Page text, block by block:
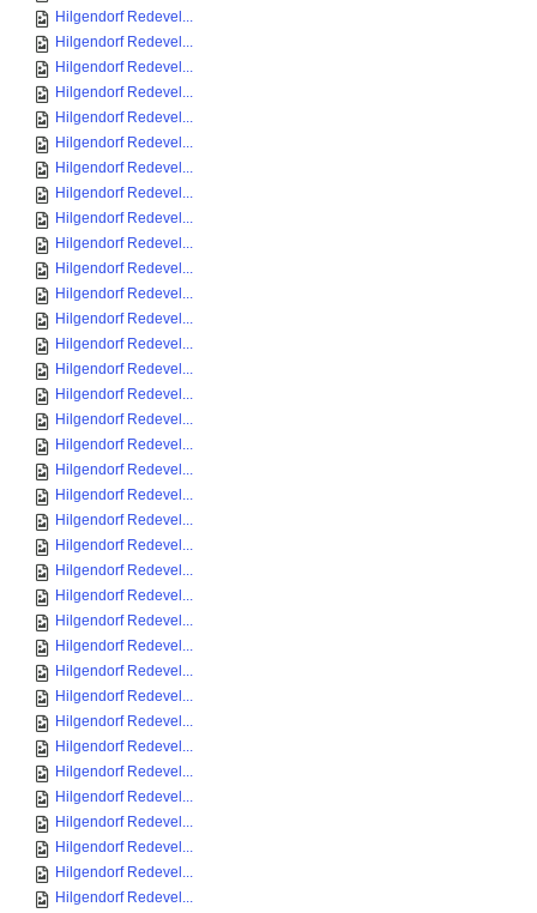
Hilgendorf Redevel...
Hilgendorf Redevel...
Hilgendorf Redevel...
Hilgendorf Redevel...
Hilgendorf Redevel...
Hilgendorf Redevel...
Hilgendorf Redevel...
Hilgendorf Redevel...
Hilgendorf Redevel...
Hilgendorf Redevel...
Hilgendorf Redevel...
Hilgendorf Redevel...
Hilgendorf Redevel...
Hilgendorf Redevel...
Hilgendorf Redevel...
Hilgendorf Redevel...
Hilgendorf Redevel...
Hilgendorf Redevel...
Hilgendorf Redevel...
Hilgendorf Redevel...
Hilgendorf Redevel...
Hilgendorf Redevel...
Hilgendorf Redevel...
Hilgendorf Redevel...
Hilgendorf Redevel...
Hilgendorf Redevel...
Hilgendorf Redevel...
Hilgendorf Redevel...
Hilgendorf Redevel...
Hilgendorf Redevel...
Hilgendorf Redevel...
Hilgendorf Redevel...
Hilgendorf Redevel...
Hilgendorf Redevel...
Hilgendorf Redevel...
Hilgendorf Redevel...